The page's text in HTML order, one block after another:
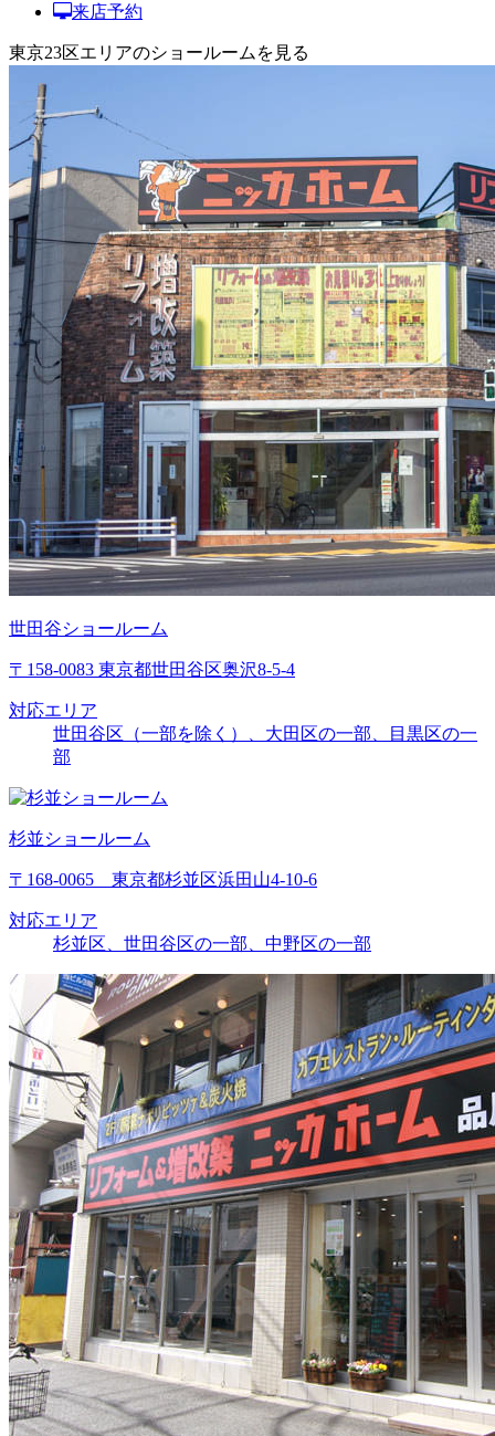
来店予約
東京23区エリアのショールームを見る
世田谷ショールーム
〒158-0083 東京都世田谷区奥沢8-5-4
対応エリア
世田谷区（一部を除く）、大田区の一部、目黒区の一
部
杉並ショールーム
〒168-0065 東京都杉並区浜田山4-10-6
対応エリア
杉並区、世田谷区の一部、中野区の一部